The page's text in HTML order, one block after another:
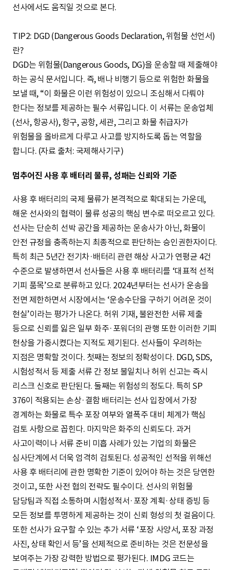
선사에서도 움직일 것으로 본다.
TIP2: DGD (Dangerous Goods Declaration, 위험물 선언서)
란?
DGD는 위험물(Dangerous Goods, DG)을 운송할 때 제출해야
하는 공식 문서입니다. 즉, 배나 비행기 등으로 위험한 화물을
보낼 때, “이 화물은 이런 위험성이 있으니 조심해서 다뤄야
한다는 정보를 제공하는 필수 서류입니다. 이 서류는 운송업체
(선사, 항공사), 항구, 공항, 세관, 그리고 화물 취급자가
위험물을 올바르게 다루고 사고를 방지하도록 돕는 역할을
합니다. (자료 출처: 국제해사기구)
멈추어진 사용 후 배터리 물류, 성패는 신뢰와 기준
사용 후 배터리의 국제 물류가 본격적으로 확대되는 가운데,
해운 선사와의 협력이 물류 성공의 핵심 변수로 떠오르고 있다.
선사는 단순히 선박 공간을 제공하는 운송사가 아닌, 화물이
안전 규정을 충족하는지 최종적으로 판단하는 승인권한자이다.
특히 최근 5년간 전기차·배터리 관련 해상 사고가 연평균 4건
수준으로 발생하면서 선사들은 사용 후 배터리를 ‘대표적 선적
기피 품목’으로 분류하고 있다. 2024년부터는 선사가 운송을
전면 제한하면서 시장에서는 ‘운송수단을 구하기 어려운 것이
현실’이라는 평가가 나온다. 허위 기재, 불완전한 서류 제출
등으로 신뢰를 잃은 일부 화주·포워더의 관행 또한 이러한 기피
현상을 가중시켰다는 지적도 제기된다. 선사들이 우려하는
지점은 명확할 것이다. 첫째는 정보의 정확성이다. DGD, SDS,
시험성적서 등 제출 서류 간 정보 불일치나 허위 신고는 즉시
리스크 신호로 판단된다. 둘째는 위험성의 정도다. 특히 SP
376이 적용되는 손상·결함 배터리는 선사 입장에서 가장
경계하는 화물로 특수 포장 여부와 열폭주 대비 체계가 핵심
검토 사항으로 꼽힌다. 마지막은 화주의 신뢰도다. 과거
사고이력이나 서류 준비 미흡 사례가 있는 기업의 화물은
심사단계에서 더욱 엄격히 검토된다. 성공적인 선적을 위해선
사용 후 배터리에 관한 명확한 기준이 있어야 하는 것은 당연한
것이고, 또한 사전 협의 전략도 필수이다. 선사의 위험물
담당팀과 직접 소통하며 시험성적서·포장 계획·상태 증빙 등
모든 정보를 투명하게 제공하는 것이 신뢰 형성의 첫 걸음이다.
또한 선사가 요구할 수 있는 추가 서류 ‘포장 사양서, 포장 과정
사진, 상태 확인서 등’을 선제적으로 준비하는 것은 전문성을
보여주는 가장 강력한 방법으로 평가된다. IMDG 코드는